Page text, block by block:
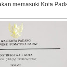
memasuki Kota